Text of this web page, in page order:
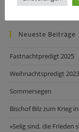
Neueste Beiträge
Fastnachtpredigt 2025
Weihnachtspredigt 2023
Sommersegen
Bischof Bilz zum Krieg
»Selig sind, die